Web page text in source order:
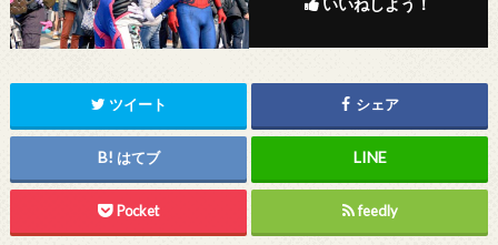
ツイート シェア
はてブ
Pocket feedly